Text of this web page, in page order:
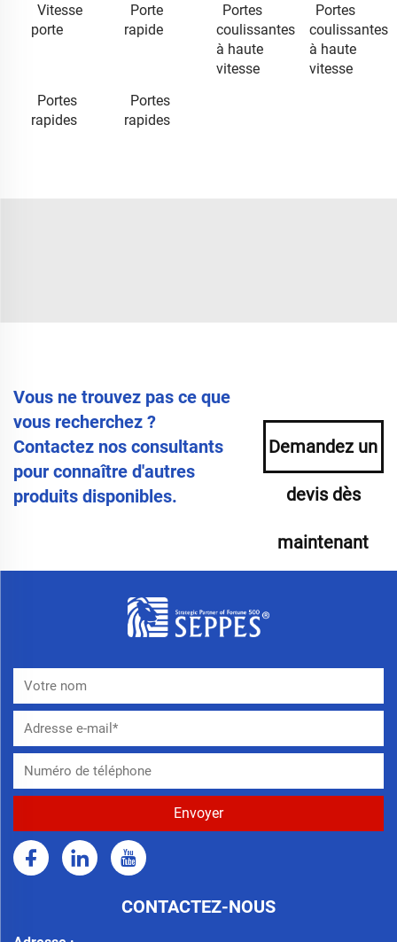
Vitesse
porte
Porte
rapide
Portes
coulissantes
à haute
vitesse
Portes
coulissantes
à haute
vitesse
Portes
rapides
Portes
rapides
Vous ne trouvez pas ce que
vous recherchez ?
Contactez nos consultants
pour connaître d'autres
produits disponibles.
Demandez un
devis dès
maintenant
CONTACTEZ-NOUS